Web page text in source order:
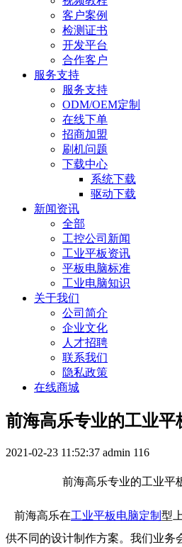
客户案例
检测证书
开发平台
合作客户
服务支持
服务支持
ODM/OEM定制
在线下单
招商加盟
刷机问题
下载中心
系统下载
驱动下载
新闻资讯
全部
工控公司新闻
工业平板资讯
平板电脑标准
工业电脑知识
关于我们
公司简介
企业文化
人才招聘
联系我们
隐私政策
在线商城
前海高乐专业的工业平
2021-02-23 11:52:37 admin 116
前海高乐专业的工业平
前海高乐在工业平板电脑定制 型
供不同的设计制作方案。我们业务